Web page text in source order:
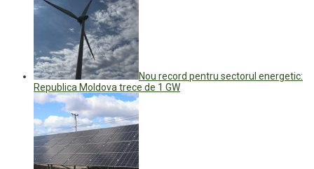
Nou record pentru sectorul energetic:
Republica Moldova trece de 1 GW